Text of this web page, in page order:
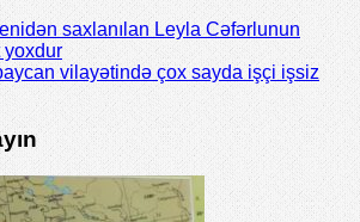
saxlanılan Leyla Cəfərlunun
yoxdur
vilayətində çox sayda işçi işsiz